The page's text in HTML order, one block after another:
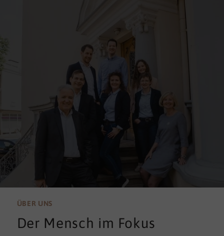
ÜBER UNS
Der Mensch im Fokus